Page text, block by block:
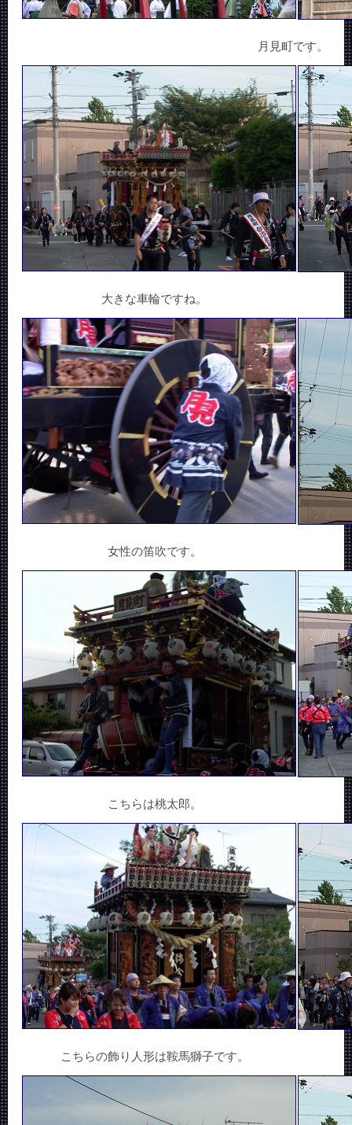
月見町です。
大きな車輪ですね。
女性の笛吹です。
こちらは桃太郎。
こちらの飾り人形は鞍馬獅子です。